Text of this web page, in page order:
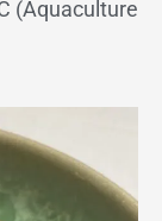
(Aquaculture